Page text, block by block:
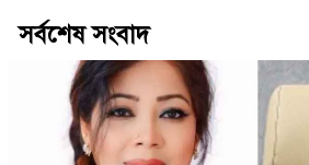
সর্বশেষ সংবাদ